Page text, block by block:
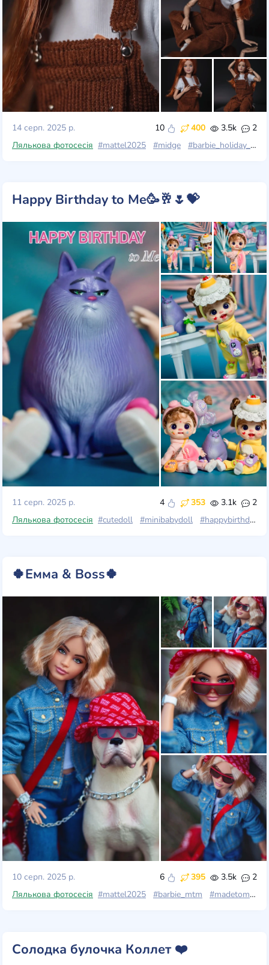
14 серп. 2025 р. 10 400 3.5k
2
Лялькова фотосесія #mattel2025 #midge #barbie_holiday_2025
Happy Birthday to Me🥳🥂🌷💝
11 серп. 2025 р. 4 353 3.1k
2
Лялькова фотосесія #cutedoll #minibabydoll #happybirthday
🍀Емма & Boss🍀
10 серп. 2025 р. 6 395 3.5k
2
Лялькова фотосесія #mattel2025 #barbie_mtm #madetomovepetite
Солодка булочка Коллет ❤️